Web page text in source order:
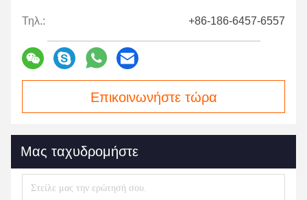
Τηλ.: +86-186-6457-6557
Επικοινωνήστε τώρα
Μας ταχυδρομήστε